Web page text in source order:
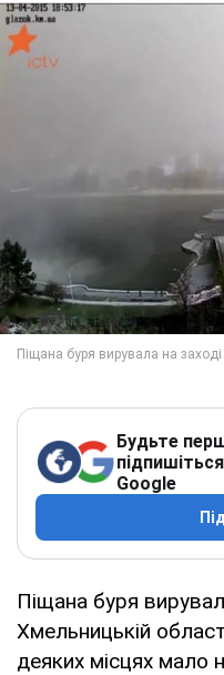
Будьте
Google
Піщана буря
Хмельницькій
деяких місцях мало